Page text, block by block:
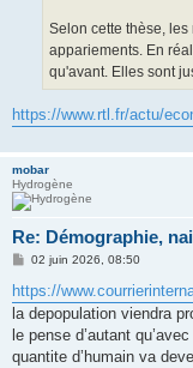
Selon cette thèse,
appariements. En
qu'avant. Elles sont
https://www.rtl.fr/actu/
mobar
Hydrogène
Re: Démographie,
M
s
s
a
g
e
02 juin 2026, 08:50
https://
la depopulation viendra
le pense d’autant
quantite d’humain va